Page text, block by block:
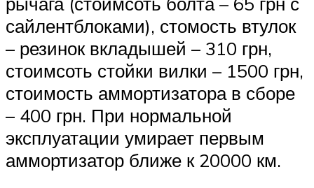
сайлентблоками), стомость втулок
– резинок вкладышей – 310 грн,
стоимсоть стойки вилки – 1500 грн,
стоимость аммортизатора в сборе
– 400 грн. При нормальной
эксплуатации умирает первым
аммортизатор ближе к 20000 км.